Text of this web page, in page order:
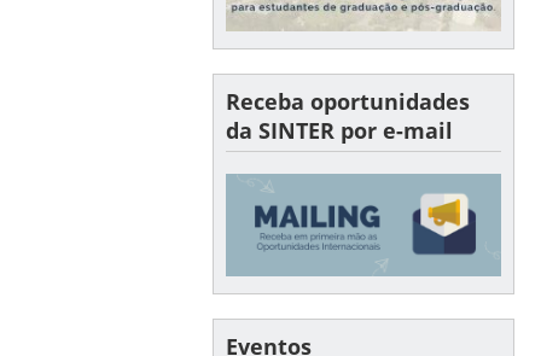
Receba oportunidades
da SINTER por e-mail
Eventos